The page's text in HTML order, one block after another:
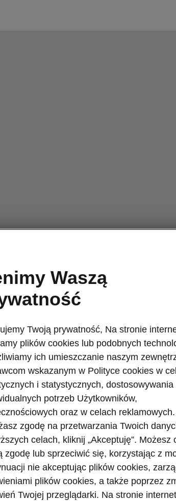
rozpoczyna
06-10T13:30:11.075+00:00
Seryjna produkcja Škody Epiq, najbardziej
elektrycznego modelu marki, rozpoczęła
Navarra w Pampelunie.
To ważny krok w kierunku wzmocnienia
wolumenowych koncernu Volkswagen.
samochodów elektrycznych.
Światowa premiera Škody Epiq odbyła się
Szwajcarii.
Waszą
Twoją prywatność, Na stronie
plików cookies lub podobnych
ich umieszczanie naszym
wskazanym w Polityce cookies w
i statystycznych, dostosowywania
potrzeb Użytkowników,
oraz w celach
zgodę na przetwarzania Twoich
celach, kliknij „Akceptuję”. Możesz
zgodę lub sprzeciwić się, korzystając z
nie akceptując plików cookies,
plików cookies, a także poprzez
Twojej przeglądarki. Na stronie